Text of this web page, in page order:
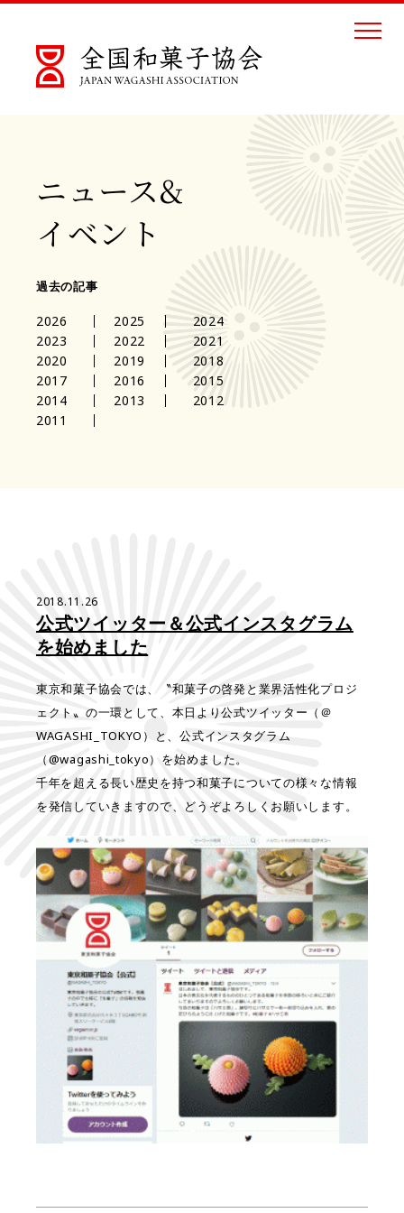
ニュース&
イベント
過去の記事
2026 2025
2024
2023
2022
2021
2020
2019
2018
2017
2016
2015
2014
2013
2012
2011
2018.11.26
公式ツイッター＆公式インスタグラム
を始めました
東京和菓子協会では、〝和菓子の啓発と業界活性化プロジ
ェクト〟の一環として、本日より公式ツイッター（＠
WAGASHI_TOKYO）と、公式インスタグラム
（@wagashi_tokyo）を始めました。
千年を超える長い歴史を持つ和菓子についての様々な情報
を発信していきますので、どうぞよろしくお願いします。